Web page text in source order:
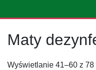
Maty
Wyświetlanie 41–60 z